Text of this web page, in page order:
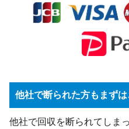
他社で断られた方もまず
他社で回収を断られてしま